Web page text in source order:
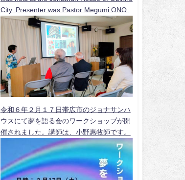
City. Presenter was Pastor Megumi ONO.
令和６年２月１７日帯広市のジョナサンハ
ウスにて夢を語る会のワークショップが開
催されました。講師は、小野惠牧師です。